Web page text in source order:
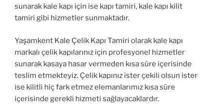
sunarak kale kapı için ise kapı tamiri, kale kapı kilit
tamiri gibi hizmetler sunmaktadır.
Yaşamkent Kale Çelik Kapı Tamiri olarak kale kapı
markalı çelik kapılarınız için profesyonel hizmetler
sunarak kasaya hasar vermeden kısa süre içerisinde
teslim etmekteyiz. Çelik kapınız ister çekili olsun ister
ise kilitli hiç fark etmez elemanlarımız kısa süre
içerisinde gerekli hizmeti sağlayacaklardır.